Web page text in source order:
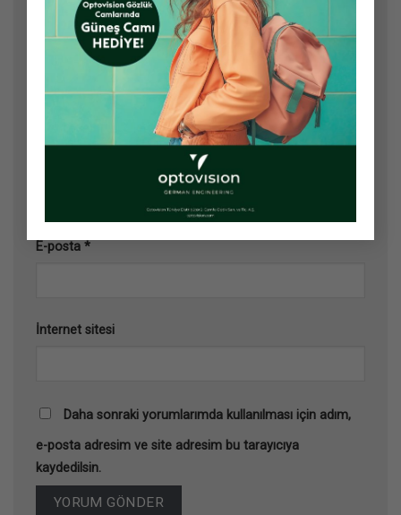
Yorum*
E-posta *
İnternet sitesi
Daha sonraki yorumlarımda kullanılması için adım,
e-posta adresim ve site adresim bu tarayıcıya
kaydedilsin.